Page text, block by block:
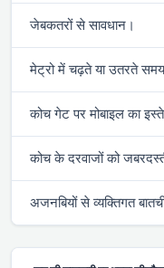
जेबकतरों से सावधान।
मेट्रो में चढ़ते या उतरते
कोच गेट पर मोबाइल का
कोच के दरवाजों को
अजनबियों से व्यक्तिगत